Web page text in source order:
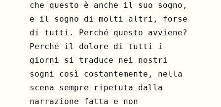
che questo è anche il suo sogno,
e il sogno di molti altri, forse
di tutti. Perché questo avviene?
Perché il dolore di tutti i
giorni si traduce nei nostri
sogni così costantemente, nella
scena sempre ripetuta dalla
narrazione fatta e non